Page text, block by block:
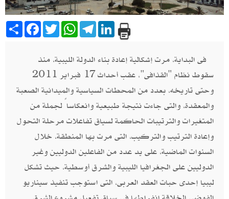
Share Facebook
TwitterWhatsAppTelegramLinkedIn
فى البداية، مرت إشكالية إعادة بناء الدولة الليبية، منذ
سقوط نظام "القذافى"، عقب أحداث 17 فبراير 2011
وحتى تاريخه، بعدد من المحطات السياسية والميدانية الصعبة
والمعقدة، والتى جاءت نتيجة طبيعية وانعكاساً لجملة من
المتغيرات والترتيبات الحاكمة لسياق تفاعلات مرحلة التحول
وإعادة الترتيب والتركيب، التى مرت بها المنطقة، خلال
السنوات الماضية، على يد عدد من الفاعلين الدوليين وغير
الدوليين على الجغرافيا الليبية والشرق أوسطية، حيث تشكل
ليبيا إحدى حبات العقد العربى، التى استوجب تنفيذ سيناريو